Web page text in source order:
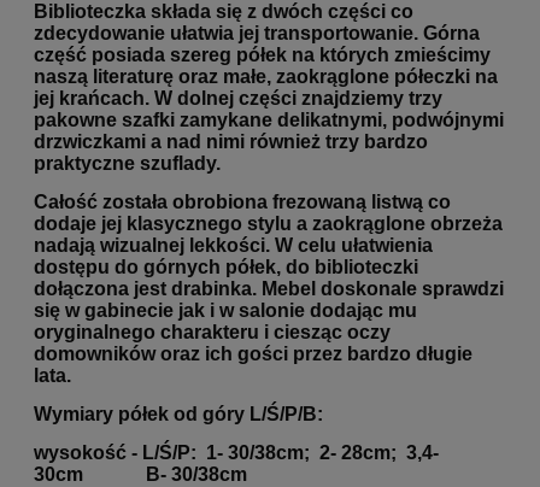
Biblioteczka składa się z dwóch części co
zdecydowanie ułatwia jej transportowanie. Górna
część posiada szereg półek na których zmieścimy
naszą literaturę oraz małe, zaokrąglone półeczki na
jej krańcach. W dolnej części znajdziemy trzy
pakowne szafki zamykane delikatnymi, podwójnymi
drzwiczkami a nad nimi również trzy bardzo
praktyczne szuflady.
Całość została obrobiona frezowaną listwą co
dodaje jej klasycznego stylu a zaokrąglone obrzeża
nadają wizualnej lekkości. W celu ułatwienia
dostępu do górnych półek, do biblioteczki
dołączona jest drabinka. Mebel doskonale sprawdzi
się w gabinecie jak i w salonie dodając mu
oryginalnego charakteru i ciesząc oczy
domowników oraz ich gości przez bardzo długie
lata.
Wymiary półek od góry L/Ś/P/B:
wysokość - L/Ś/P: 1- 30/38cm; 2- 28cm; 3,4-
30cm B- 30/38cm